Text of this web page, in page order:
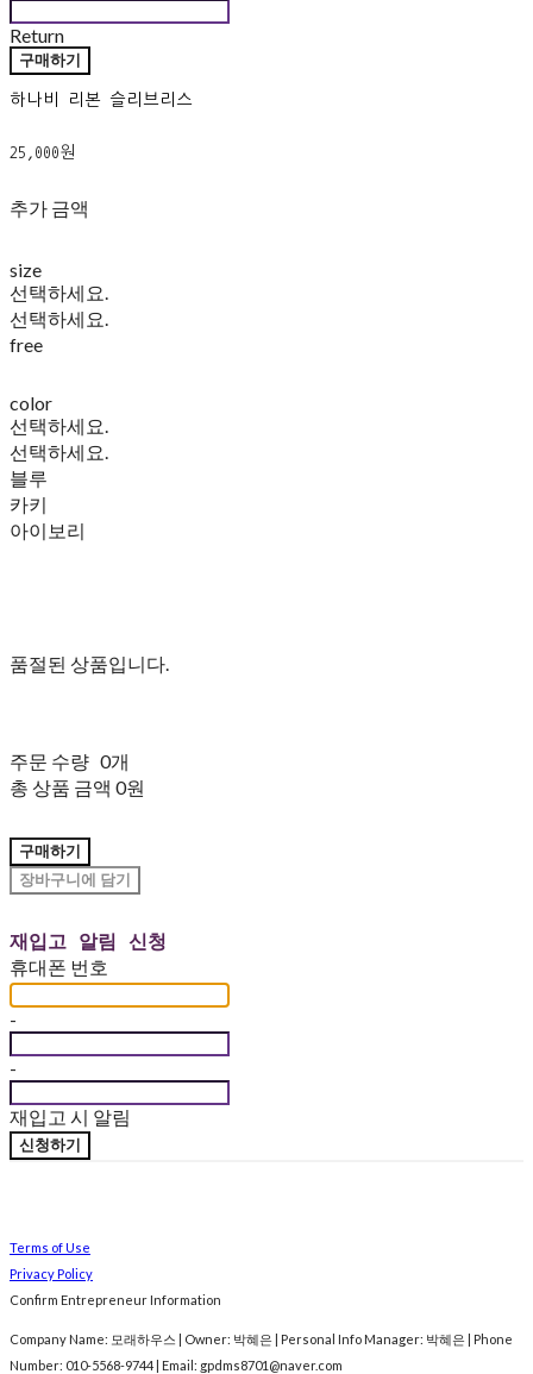
Return
구매하기
하나비 리본 슬리브리스
25,000원
추가 금액
size
선택하세요.
선택하세요.
free
color
선택하세요.
선택하세요.
블루
카키
아이보리
품절된 상품입니다.
주문 수량 0개
총 상품 금액 0원
구매하기
장바구니에 담기
재입고 알림 신청
휴대폰 번호
-
-
재입고 시 알림
신청하기
Terms of Use
Privacy Policy
Confirm Entrepreneur Information
Company Name: 모래하우스 | Owner: 박혜은 | Personal Info Manager: 박혜은 | Phone
Number: 010-5568-9744 | Email: gpdms8701@naver.com